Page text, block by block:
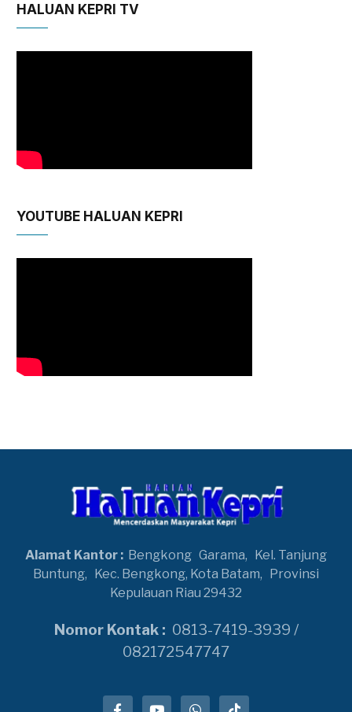
HALUAN KEPRI TV
YOUTUBE HALUAN KEPRI
Alamat Kantor : Bengkong Garama,
Kel. Tanjung
Buntung,
Kec. Bengkong, Kota Batam,
Provinsi
Kepulauan Riau 29432
Nomor Kontak : 0813-7419-3939 /
082172547747